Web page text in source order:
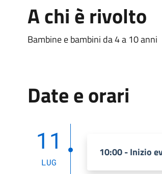
A chi è rivolto
Bambine e bambini da 4 a 10 anni
Date e orari
11
LUG
10:00 - Inizio